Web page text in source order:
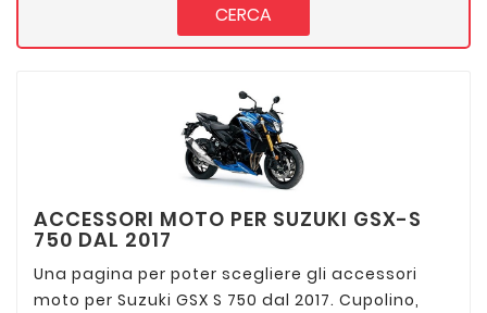
CERCA
ACCESSORI MOTO PER SUZUKI GSX-S
750 DAL 2017
Una pagina per poter scegliere gli accessori
moto per Suzuki GSX S 750 dal 2017. Cupolino,